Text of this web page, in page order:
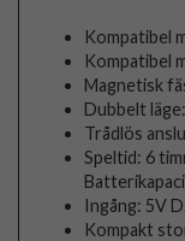
Kompatibel
Kompatibel
Magnetisk
Dubbelt
Trådlös
Speltid: 6
Ingång: 5V
Kompakt